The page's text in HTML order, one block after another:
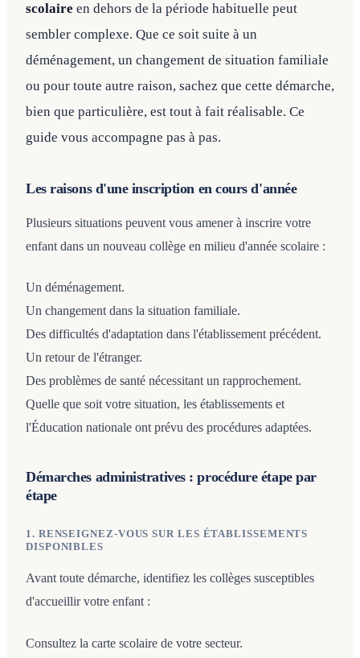
scolaire en dehors de la période habituelle peut
sembler complexe. Que ce soit suite à un
déménagement, un changement de situation familiale
ou pour toute autre raison, sachez que cette démarche,
bien que particulière, est tout à fait réalisable. Ce
guide vous accompagne pas à pas.
Les raisons d'une inscription en cours d'année
Plusieurs situations peuvent vous amener à inscrire votre
enfant dans un nouveau collège en milieu d'année scolaire :
Un déménagement.
Un changement dans la situation familiale.
Des difficultés d'adaptation dans l'établissement précédent.
Un retour de l'étranger.
Des problèmes de santé nécessitant un rapprochement.
Quelle que soit votre situation, les établissements et
l'Éducation nationale ont prévu des procédures adaptées.
Démarches administratives : procédure étape par
étape
1. RENSEIGNEZ-VOUS SUR LES ÉTABLISSEMENTS
DISPONIBLES
Avant toute démarche, identifiez les collèges susceptibles
d'accueillir votre enfant :
Consultez la carte scolaire de votre secteur.